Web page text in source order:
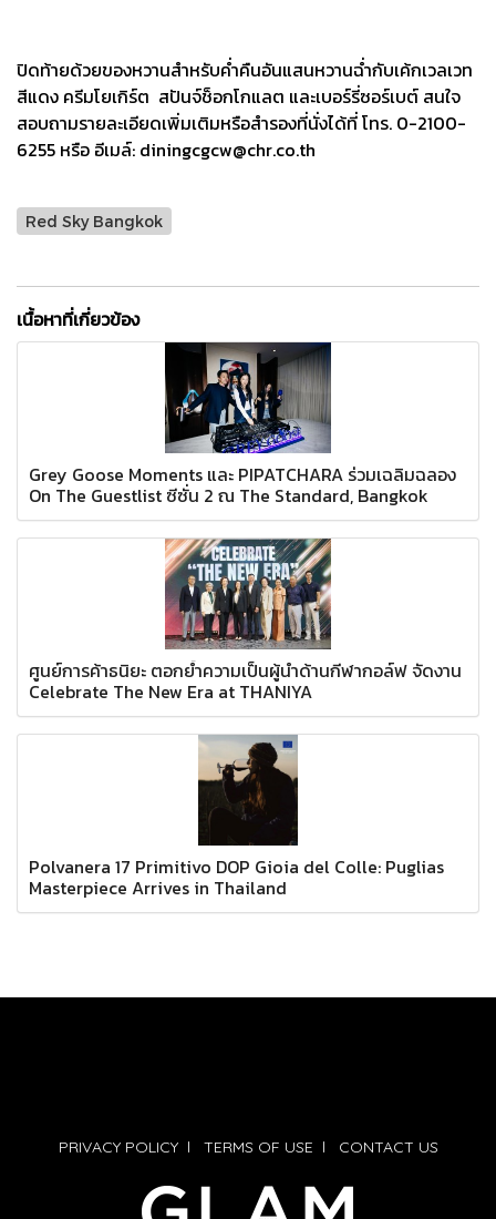
ปิดท้ายด้วยของหวานสำหรับค่ำคืนอันแสนหวานฉ่ำกับเค้กเวลเวท
สีแดง ครีมโยเกิร์ต สปันจ์ช็อกโกแลต และเบอร์รี่ซอร์เบต์ สนใจ
สอบถามรายละเอียดเพิ่มเติมหรือสำรองที่นั่งได้ที่ โทร. 0-2100-
6255 หรือ อีเมล์: diningcgcw@chr.co.th
Red Sky Bangkok
เนื้อหาที่เกี่ยวข้อง
Grey Goose Moments และ PIPATCHARA ร่วมเฉลิมฉลอง
On The Guestlist ซีซั่น 2 ณ The Standard, Bangkok
ศูนย์การค้าธนิยะ ตอกย้ำความเป็นผู้นำด้านกีฬากอล์ฟ จัดงาน
Celebrate The New Era at THANIYA
Polvanera 17 Primitivo DOP Gioia del Colle: Puglias
Masterpiece Arrives in Thailand
PRIVACY POLICYl TERMS OF USE l CONTACT US